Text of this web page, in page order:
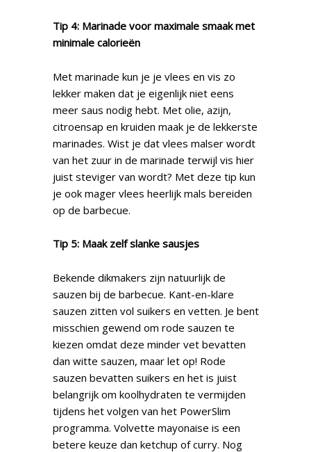
Tip 4: Marinade voor maximale smaak met
minimale calorieën
Met marinade kun je je vlees en vis zo
lekker maken dat je eigenlijk niet eens
meer saus nodig hebt. Met olie, azijn,
citroensap en kruiden maak je de lekkerste
marinades. Wist je dat vlees malser wordt
van het zuur in de marinade terwijl vis hier
juist steviger van wordt? Met deze tip kun
je ook mager vlees heerlijk mals bereiden
op de barbecue.
Tip 5: Maak zelf slanke sausjes
Bekende dikmakers zijn natuurlijk de
sauzen bij de barbecue. Kant-en-klare
sauzen zitten vol suikers en vetten. Je bent
misschien gewend om rode sauzen te
kiezen omdat deze minder vet bevatten
dan witte sauzen, maar let op! Rode
sauzen bevatten suikers en het is juist
belangrijk om koolhydraten te vermijden
tijdens het volgen van het PowerSlim
programma. Volvette mayonaise is een
betere keuze dan ketchup of curry. Nog